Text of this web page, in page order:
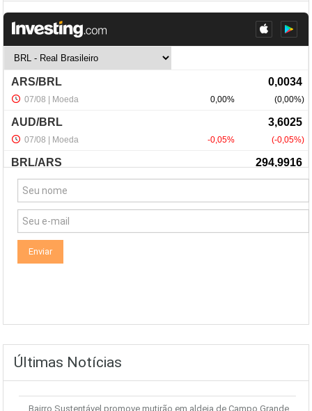
NewsLetter
Últimas Notícias
Bairro Sustentável promove mutirão em aldeia de Campo Grande